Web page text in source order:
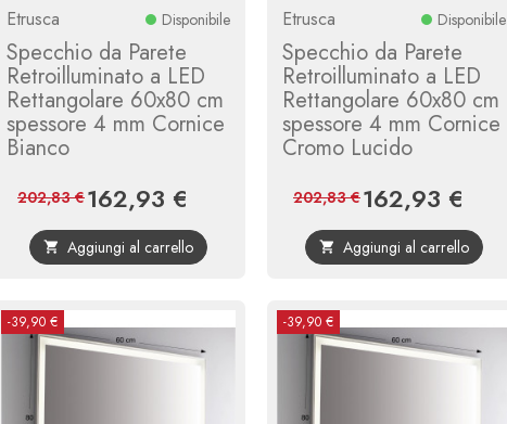
Etrusca Disponibile
Specchio da Parete
Retroilluminato a LED
Rettangolare 60x80 cm
spessore 4 mm Cornice
Bianco
Prezzo
162,93 €
base
202,83 €
 Aggiungi al carrello
Etrusca Disponibile
Specchio da Parete
Retroilluminato a LED
Rettangolare 60x80 cm
spessore 4 mm Cornice
Cromo Lucido
Prezzo
162,93 €
base
202,83 €
 Aggiungi al carrello
-39,90 € -39,90 €